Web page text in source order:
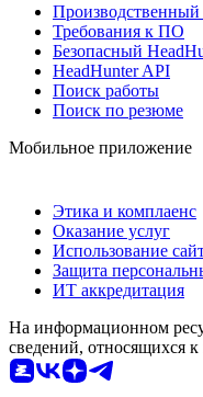
Производственный
Требования к ПО
Безопасный
HeadHunter API
Поиск работы
Поиск по резюме
Мобильное приложение
Этика и комплаенс
Оказание услуг
Использование
Защита
ИТ аккредитация
На информационном
сведений, относящихся